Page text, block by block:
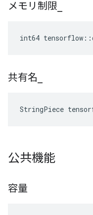
メモリ制限
int64
共有名
StringPiece
公共機能
容量